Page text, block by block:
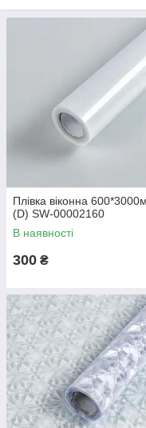
Плівка віконна
(D) SW-00002160
В наявності
300 ₴